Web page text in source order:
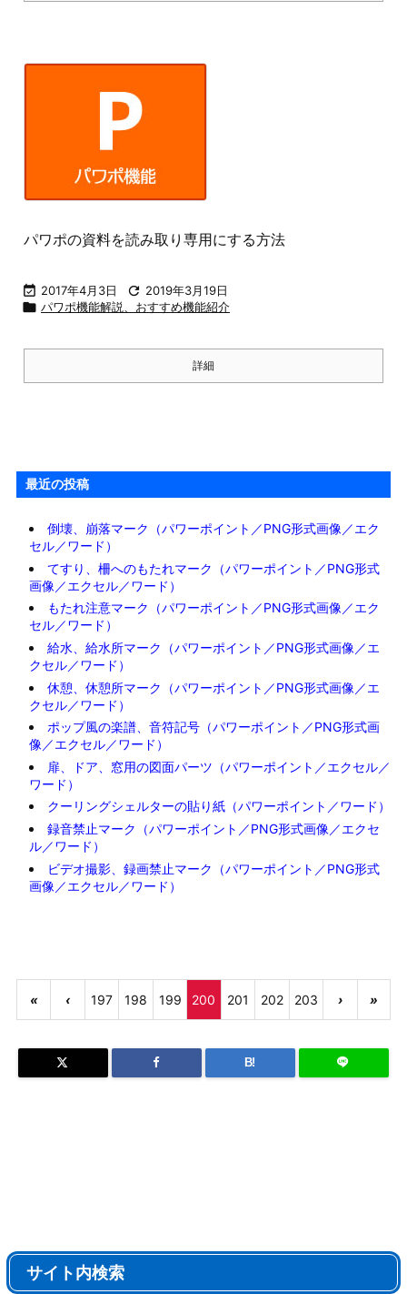
パワポの資料を読み取り専用にする方法
 2017年4月3日  2019年3月19日
 パワポ機能解説、おすすめ機能紹介
詳細
最近の投稿
倒壊、崩落マーク（パワーポイント／PNG形式画像／エク
セル／ワード）
てすり、柵へのもたれマーク（パワーポイント／PNG形式
画像／エクセル／ワード）
もたれ注意マーク（パワーポイント／PNG形式画像／エク
セル／ワード）
給水、給水所マーク（パワーポイント／PNG形式画像／エ
クセル／ワード）
休憩、休憩所マーク（パワーポイント／PNG形式画像／エ
クセル／ワード）
ポップ風の楽譜、音符記号（パワーポイント／PNG形式画
像／エクセル／ワード）
扉、ドア、窓用の図面パーツ（パワーポイント／エクセル／
ワード）
クーリングシェルターの貼り紙（パワーポイント／ワード）
録音禁止マーク（パワーポイント／PNG形式画像／エクセ
ル／ワード）
ビデオ撮影、録画禁止マーク（パワーポイント／PNG形式
画像／エクセル／ワード）
« ‹ 197 198 199 200 201 202 203 › »
B!
サイト内検索